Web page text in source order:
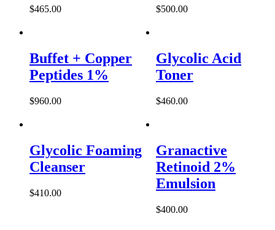
$465.00 $500.00
Buffet + Copper
Peptides 1%
$960.00
Glycolic Acid
Toner
$460.00
Glycolic Foaming
Cleanser
$410.00
Granactive
Retinoid 2%
Emulsion
$400.00